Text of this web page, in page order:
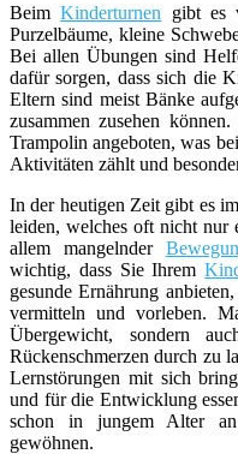
BeimKinderturnen gibt es
Purzelbäume, kleine
Bei allen Übungen sind
dafür sorgen, dass sich die
Eltern sind meist Bänke
zusammen zusehen
Trampolin angeboten, was
Aktivitäten zählt und
In der heutigen Zeit gibt es
leiden, welches oft nicht nur
allem mangelnder
wichtig, dass Sie Ihrem
gesunde Ernährung
vermitteln und vorleben.
Übergewicht, sondern
Rückenschmerzen durch zu
Lernstörungen mit sich
und für die Entwicklung
schon in jungem Alter
gewöhnen.